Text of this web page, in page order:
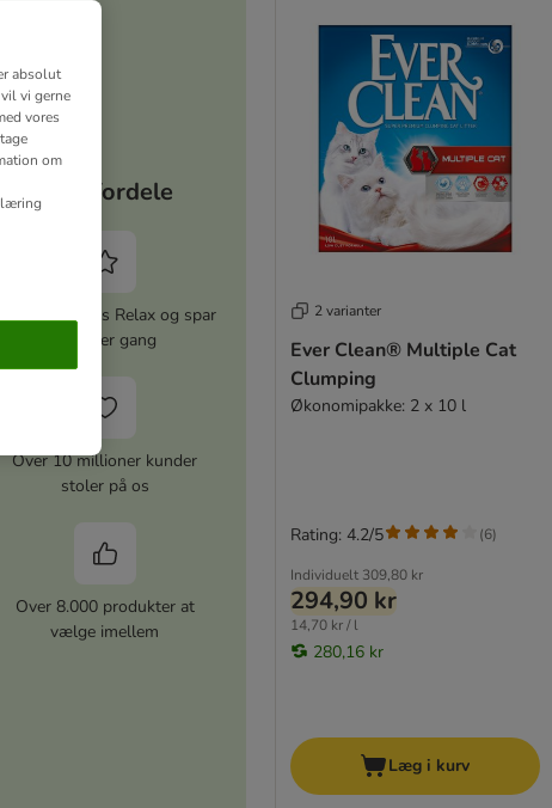
Dine fordele
zooplus Relax og spar
5% hver gang
Over 10 millioner kunder
stoler på os
Over 8.000 produkter at
vælge imellem
2 varianter
Ever Clean® Multiple Cat
Clumping
Økonomipakke: 2 x 10 l
Individuelt 309,80 kr
294,90 kr
14,70 kr / l
280,16 kr
Rating: 4.2/5 (6)
Læg i kurv
absolut
vi gerne
vores
om